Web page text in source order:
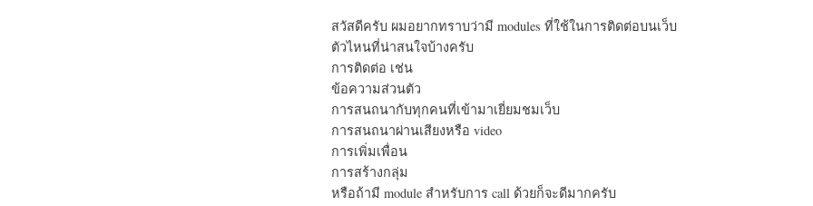
สวัสดีครับ ผมอยากทราบว่ามี modules ที่ใช้ในการติดต่อบนเว็บ
ตัวไหนที่น่าสนใจบ้างครับ
การติดต่อ เช่น
ข้อความส่วนตัว
การสนถนากับทุกคนที่เข้ามาเยี่ยมชมเว็บ
การสนถนาผ่านเสียงหรือ video
การเพิ่มเพื่อน
การสร้างกลุ่ม
หรือถ้ามี module สำหรับการ call ด้วยก็จะดีมากครับ